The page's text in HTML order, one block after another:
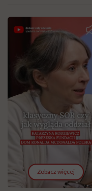
Zobacz więcej